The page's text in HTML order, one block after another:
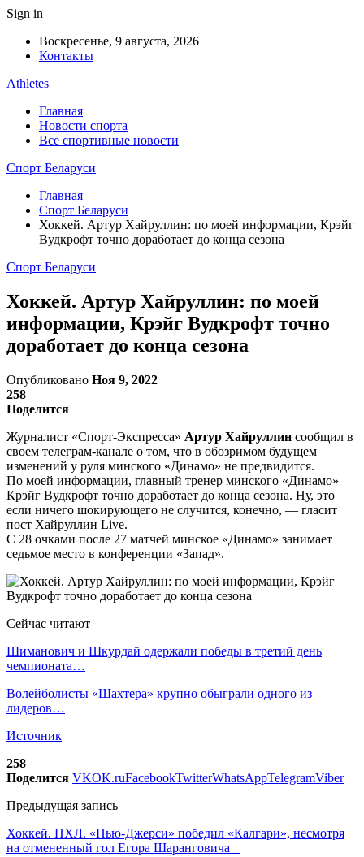
Sign in
Воскресенье, 9 августа, 2026
Контакты
Athletes
Главная
Новости спорта
Все спортивные новости
Спорт Беларуси
Главная
Спорт Беларуси
Хоккей. Артур Хайруллин: по моей информации, Крэйг
Вудкрофт точно доработает до конца сезона
Спорт Беларуси
Хоккей. Артур Хайруллин: по моей
информации, Крэйг Вудкрофт точно
доработает до конца сезона
Опубликовано Ноя 9, 2022
258
Поделится
Журналист «Спорт-Экспресса» Артур Хайруллин сообщил в
своем телеграм-канале о том, что в обозримом будущем
изменений у руля минского «Динамо» не предвидится.
По моей информации, главный тренер минского «Динамо»
Крэйг Вудкрофт точно доработает до конца сезона. Ну, это
если ничего шокирующего не случится, конечно, — гласит
пост Хайруллин Live.
С 28 очками после 27 матчей минское «Динамо» занимает
седьмое место в конференции «Запад».
Сейчас читают
Шиманович и Шкурдай одержали победы в третий день
чемпионата…
Волейболисты «Шахтера» крупно обыграли одного из
лидеров…
Источник
258
Поделится VKOK.ruFacebookTwitterWhatsAppTelegramViber
Предыдущая запись
Хоккей. НХЛ. «Нью-Джерси» победил «Калгари», несмотря
на отмененный гол Егора Шаранговича